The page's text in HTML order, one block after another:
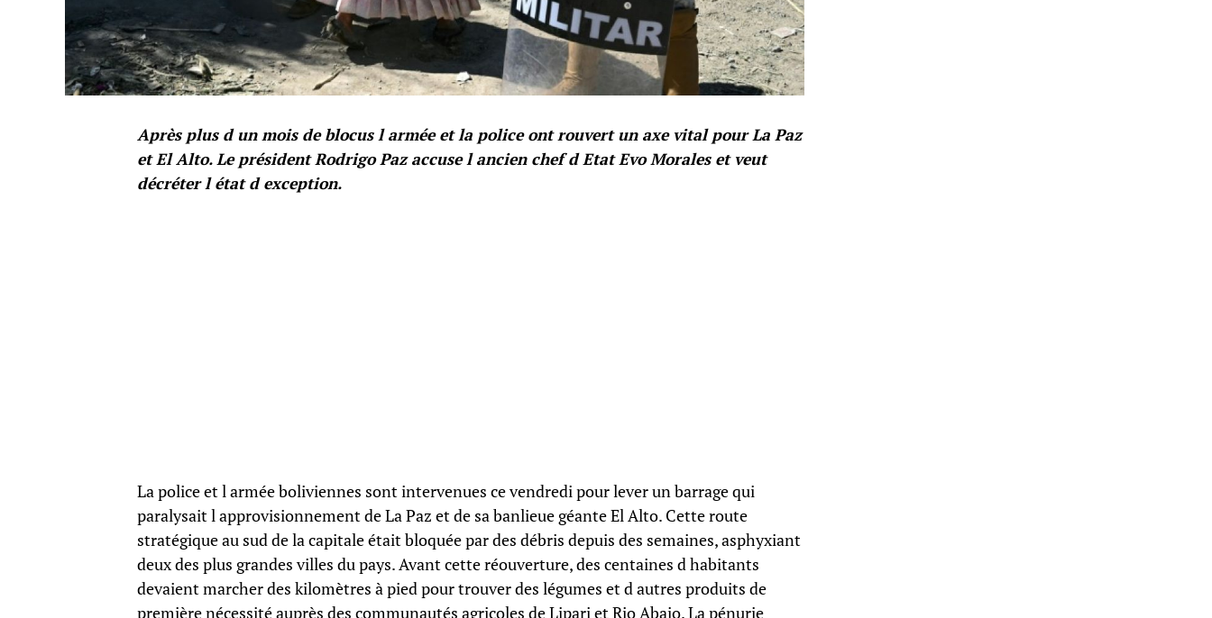
Après plus d un mois de blocus l armée et la police ont rouvert un axe vital pour La Paz
et El Alto. Le président Rodrigo Paz accuse l ancien chef d Etat Evo Morales et veut
décréter l état d exception.
La police et l armée boliviennes sont intervenues ce vendredi pour lever un barrage qui
paralysait l approvisionnement de La Paz et de sa banlieue géante El Alto. Cette route
stratégique au sud de la capitale était bloquée par des débris depuis des semaines, asphyxiant
deux des plus grandes villes du pays. Avant cette réouverture, des centaines d habitants
devaient marcher des kilomètres à pied pour trouver des légumes et d autres produits de
première nécessité auprès des communautés agricoles de Lipari et Rio Abajo. La pénurie